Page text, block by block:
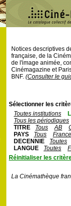
Notices descriptives
française, de la
de l'image animée,
Cinémagazine et
BNF. (Consulter le
Sélectionner les
Toutes institutions
Tous les périodiques
TITRE
Tous AB
PAYS
Tous France
DECENNIE
Toutes
LANGUE
Toutes
Réinitialiser les
La Cinémathèque